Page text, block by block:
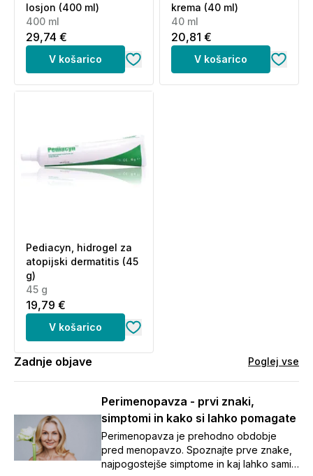
losjon (400 ml)
400 ml
29,74 €
V košarico
krema (40 ml)
40 ml
20,81 €
V košarico
Pediacyn, hidrogel za
atopijski dermatitis (45
g)
45 g
19,79 €
V košarico
Zadnje objave Poglej vse
Perimenopavza - prvi znaki,
simptomi in kako si lahko pomagate
Perimenopavza je prehodno obdobje
pred menopavzo. Spoznajte prve znake,
najpogostejše simptome in kaj lahko sami